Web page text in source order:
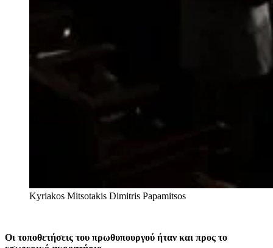
Kyriakos Mitsotakis Dimitris Papamitsos
Οι τοποθετήσεις του πρωθυπουργού ήταν και προς το